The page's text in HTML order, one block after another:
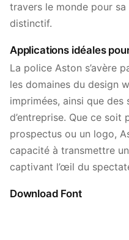
travers le monde pour
distinctif.
Applications idéales
La police Aston s’avère
les domaines du design
imprimées, ainsi que
d’entreprise. Que ce soit
prospectus ou un logo,
capacité à transmettre
captivant l’œil du
Download Font